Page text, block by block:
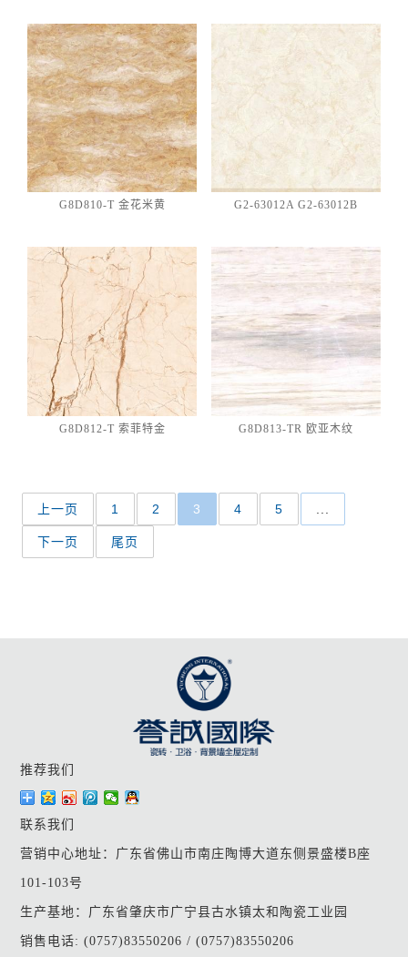
G8D810-T 金花米黄 G2-63012A G2-63012B
G8D812-T 索菲特金 G8D813-TR 欧亚木纹
上一页 1 2 3 4 5
下一页 尾页
推荐我们
联系我们
营销中心地址：广东省佛山市南庄陶博大道东侧景盛楼B座
101-103号
生产基地：广东省肇庆市广宁县古水镇太和陶瓷工业园
销售电话: (0757)83550206 / (0757)83550206